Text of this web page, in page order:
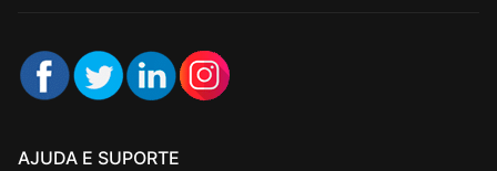
AJUDA E SUPORTE